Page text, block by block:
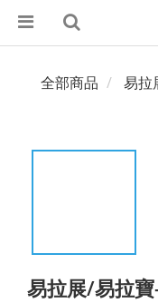
全部商品 易拉
易拉展/易拉